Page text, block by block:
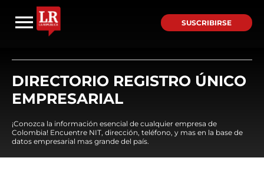
SUSCRIBIRSE
DIRECTORIO REGISTRO ÚNICO
EMPRESARIAL
¡Conozca la información esencial de cualquier empresa de
Colombia! Encuentre NIT, dirección, teléfono, y mas en la base de
datos empresarial mas grande del país.